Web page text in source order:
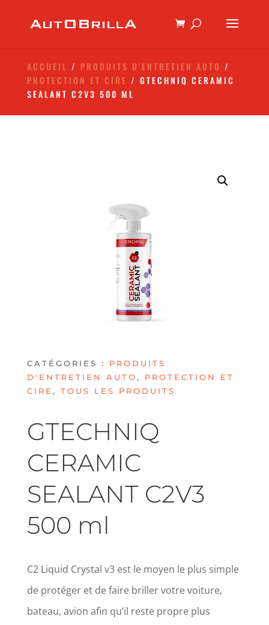
ACCUEIL / PRODUITS D'ENTRETIEN AUTO /
PROTECTION ET CIRE / GTECHNIQ CERAMIC
SEALANT C2V3 500 ML
CATÉGORIES : PRODUITS
D'ENTRETIEN AUTO, PROTECTION ET
CIRE , TOUS LES PRODUITS
GTECHNIQ
CERAMIC
SEALANT C2V3
500 ml
C2 Liquid Crystal v3 est le moyen le plus simple
de protéger et de faire briller votre voiture,
bateau, avion afin qu’il reste propre plus